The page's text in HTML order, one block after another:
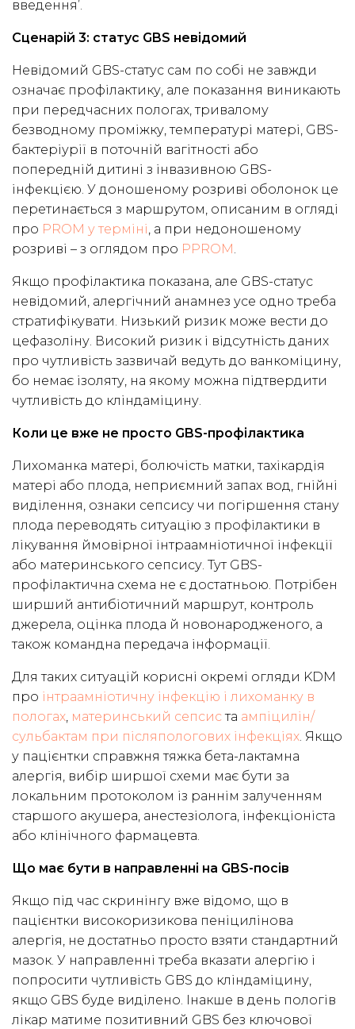
введення’.
Сценарій 3: статус GBS невідомий
Невідомий GBS-статус сам по собі не завжди
означає профілактику, але показання виникають
при передчасних пологах, тривалому
безводному проміжку, температурі матері, GBS-
бактеріурії в поточній вагітності або
попередній дитині з інвазивною GBS-
інфекцією. У доношеному розриві оболонок це
перетинається з маршрутом, описаним в огляді
про PROM у терміні, а при недоношеному
розриві – з оглядом про PPROM .
Якщо профілактика показана, але GBS-статус
невідомий, алергічний анамнез усе одно треба
стратифікувати. Низький ризик може вести до
цефазоліну. Високий ризик і відсутність даних
про чутливість зазвичай ведуть до ванкоміцину,
бо немає ізоляту, на якому можна підтвердити
чутливість до кліндаміцину.
Коли це вже не просто GBS-профілактика
Лихоманка матері, болючість матки, тахікардія
матері або плода, неприємний запах вод, гнійні
виділення, ознаки сепсису чи погіршення стану
плода переводять ситуацію з профілактики в
лікування ймовірної інтраамніотичної інфекції
або материнського сепсису. Тут GBS-
профілактична схема не є достатньою. Потрібен
ширший антибіотичний маршрут, контроль
джерела, оцінка плода й новонародженого, а
також командна передача інформації.
Для таких ситуацій корисні окремі огляди KDM
про інтраамніотичну інфекцію і лихоманку в
пологах, материнський сепсиста ампіцилін/
сульбактам при післяпологових інфекціях. Якщо
у пацієнтки справжня тяжка бета-лактамна
алергія, вибір ширшої схеми має бути за
локальним протоколом із раннім залученням
старшого акушера, анестезіолога, інфекціоніста
або клінічного фармацевта.
Що має бути в направленні на GBS-посів
Якщо під час скринінгу вже відомо, що в
пацієнтки високоризикова пеніцилінова
алергія, не достатньо просто взяти стандартний
мазок. У направленні треба вказати алергію і
попросити чутливість GBS до кліндаміцину,
якщо GBS буде виділено. Інакше в день пологів
лікар матиме позитивний GBS без ключової